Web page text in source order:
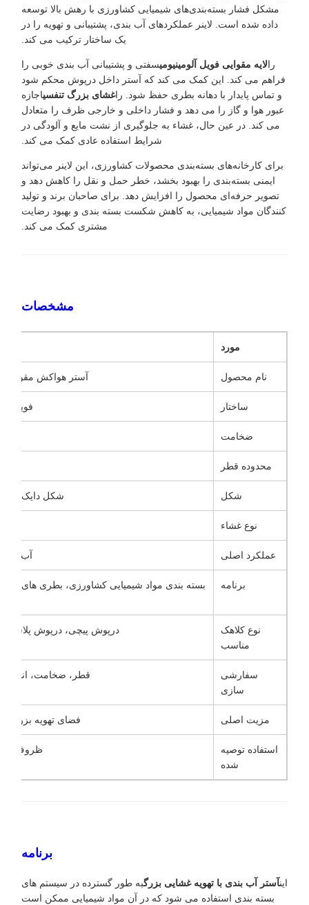
مشکل فشار بسته‌بندی‌های شیمیایی کشاورزی با رهش بالا توسعه
داده شده است. لاینر عملکردهای آب بندی، پشتیبانی و تهویه را در
یک ساختار ترکیب می کند.
رالایه مقوایی فویل آلومینیومیسفتی و پشتیبانی آب بندی خوبی را
فراهم می کند. این کمک می کند که آستر داخل درپوش محکم شود
و تماس پایدار با دهانه بطری حفظ شود. راغشای بزرگ تنفسیاجازه
عبور هوا و گاز را می دهد و فشار داخلی و خارجی ظرف را متعادل
می کند. در عین حال، غشاء به جلوگیری از نشت مایع و آلودگی در
شرایط استفاده عادی کمک می کند.
برای کارخانه‌های بسته‌بندی محصولات کشاورزی، این لاینر می‌تواند
ایمنی بسته‌بندی را بهبود بخشد، خطر حمل و نقل را کاهش دهد و
تصویر حرفه‌ای محصول را افزایش دهد. برای صاحبان برند و تولید
کنندگان مواد شیمیایی، به کاهش شکست بسته بندی و بهبود رضایت
مشتری کمک می کند.
مشخصات
مورد
نام محصول آستر هواکش مقوایی
ساختار فویل
ضخامت
محدوده قطر
شکل شکل دایک
نوع غشاء
عملکرد اصلی آب
برنامه بسته بندی مواد شیمیایی کشاورزی، بطری های
نوع کلاهک
مناسب
درپوش پیچی، درپوش
سفارشی
سازی
قطر، ضخامت، اندازه
مزیت اصلی فضای تهویه بزرگ
استفاده توصیه
شده
ظروف با
برنامه
اینآستر آب بندی با تهویه غشایی بزرگبه طور گسترده در سیستم های
بسته بندی استفاده می شود که در آن مواد شیمیایی ممکن است